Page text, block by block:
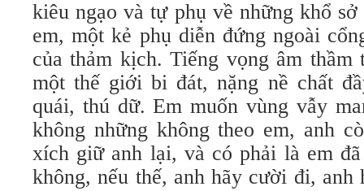
kiêu ngạo và tự phụ về những khổ
em, một kẻ phụ diễn đứng ngoài
của thảm kịch. Tiếng vọng âm thầm
một thế giới bi đát, nặng nề chất
quái, thú dữ. Em muốn vùng vẫy
không những không theo em, anh
xích giữ anh lại, và có phải là em
không, nếu thế, anh hãy cười đi,